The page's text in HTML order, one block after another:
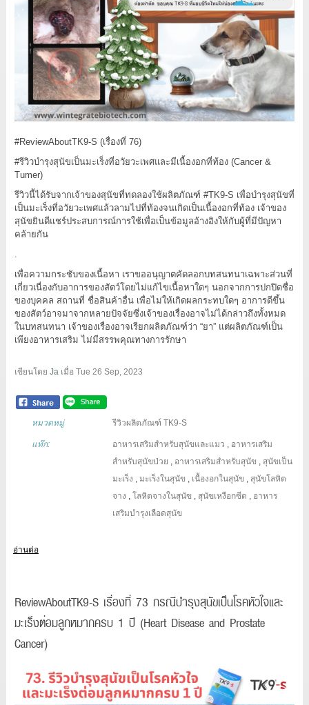
#ReviewAboutTK9-S (เรื่องที่ 76)
#รีวิวบำรุงสุนัขเป็นมะเร็งที่อวัยวะเพศและมีเนื้องอกที่ท้อง(Cancer &
Tumer)
รีวิวนี้ได้รับจากเจ้าของสุนัขที่ทดลองใช้ผลิตภัณฑ์ #TK9-S เพื่อบำรุงสุนัขที่
เป็นมะเร็งที่อวัยวะเพศแล้วลามไปที่ท้องจนเกิดเป็นเนื้องอกที่ท้อง เจ้าของ
สุนัขยินดีแชร์ประสบการณ์การใช้เพื่อเป็นข้อมูลอ้างอิงให้กับผู้ที่มีปัญหา
คล้ายกัน
เพื่อความกระชับของเนื้อหา เราขออนุญาตคัดลอกบทสนทนาเฉพาะส่วนที่
เกี่ยวเนื่องกับอาการของสัตว์โดยไม่แก้ไขเนื้อหาใดๆ นอกจากการปกปิดชื่อ
ของบุคคล สถานที่ ชื่อสินค้าอื่น เพื่อไม่ให้เกิดผลกระทบใดๆ อาการดีขึ้น
ของสัตว์อาจมาจากหลายปัจจัยซึ่งเจ้าของเรื่องอาจไม่ได้กล่าวถึงทั้งหมด
ในบทสนทนา เจ้าของเรื่องอาจเรียกผลิตภัณฑ์ว่า “ยา” แต่ผลิตภัณฑ์เป็น
เพียงอาหารเสริม ไม่มีสรรพคุณทางการรักษา
เขียนโดย Jaเมื่อ Tue 26 Sep, 2023
หมวดหมู่ รีวิวผลิตภัณฑ์ TK9-S
แท๊ก: อาหารเสริมสำหรับสุนัขและแมว , อาหารเสริม
สำหรับสุนัขป่วย , อาหารเสริมสำหรับสุนัข , สุนัขเป็น
มะเร็ง ,มะเร็งในสุนัข , เนื้องอกในสุนัข , สุนัขโลหิต
จาง ,โลหิตจางในสุนัข , สุนัขเหงือกซีด , อาหาร
เสริมบำรุงเลือดสุนัข
อ่านต่อ
ReviewAboutTK9-S เรื่องที่ 73 กรณีบำรุงสุนัขเป็นโรคหัวใจและ
มะเร็งต่อมลูกหมากครบ 1 ปี (Heart Disease and Prostate
Cancer)